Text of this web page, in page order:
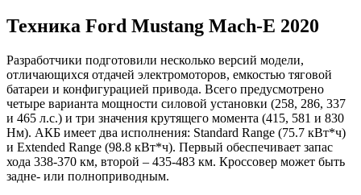
Техника Ford Mustang Mach-E 2020
Разработчики подготовили несколько версий модели,
отличающихся отдачей электромоторов, емкостью тяговой
батареи и конфигурацией привода. Всего предусмотрено
четыре варианта мощности силовой установки (258, 286, 337
и 465 л.с.) и три значения крутящего момента (415, 581 и 830
Нм). АКБ имеет два исполнения: Standard Range (75.7 кВт*ч)
и Extended Range (98.8 кВт*ч). Первый обеспечивает запас
хода 338-370 км, второй – 435-483 км. Кроссовер может быть
задне- или полноприводным.